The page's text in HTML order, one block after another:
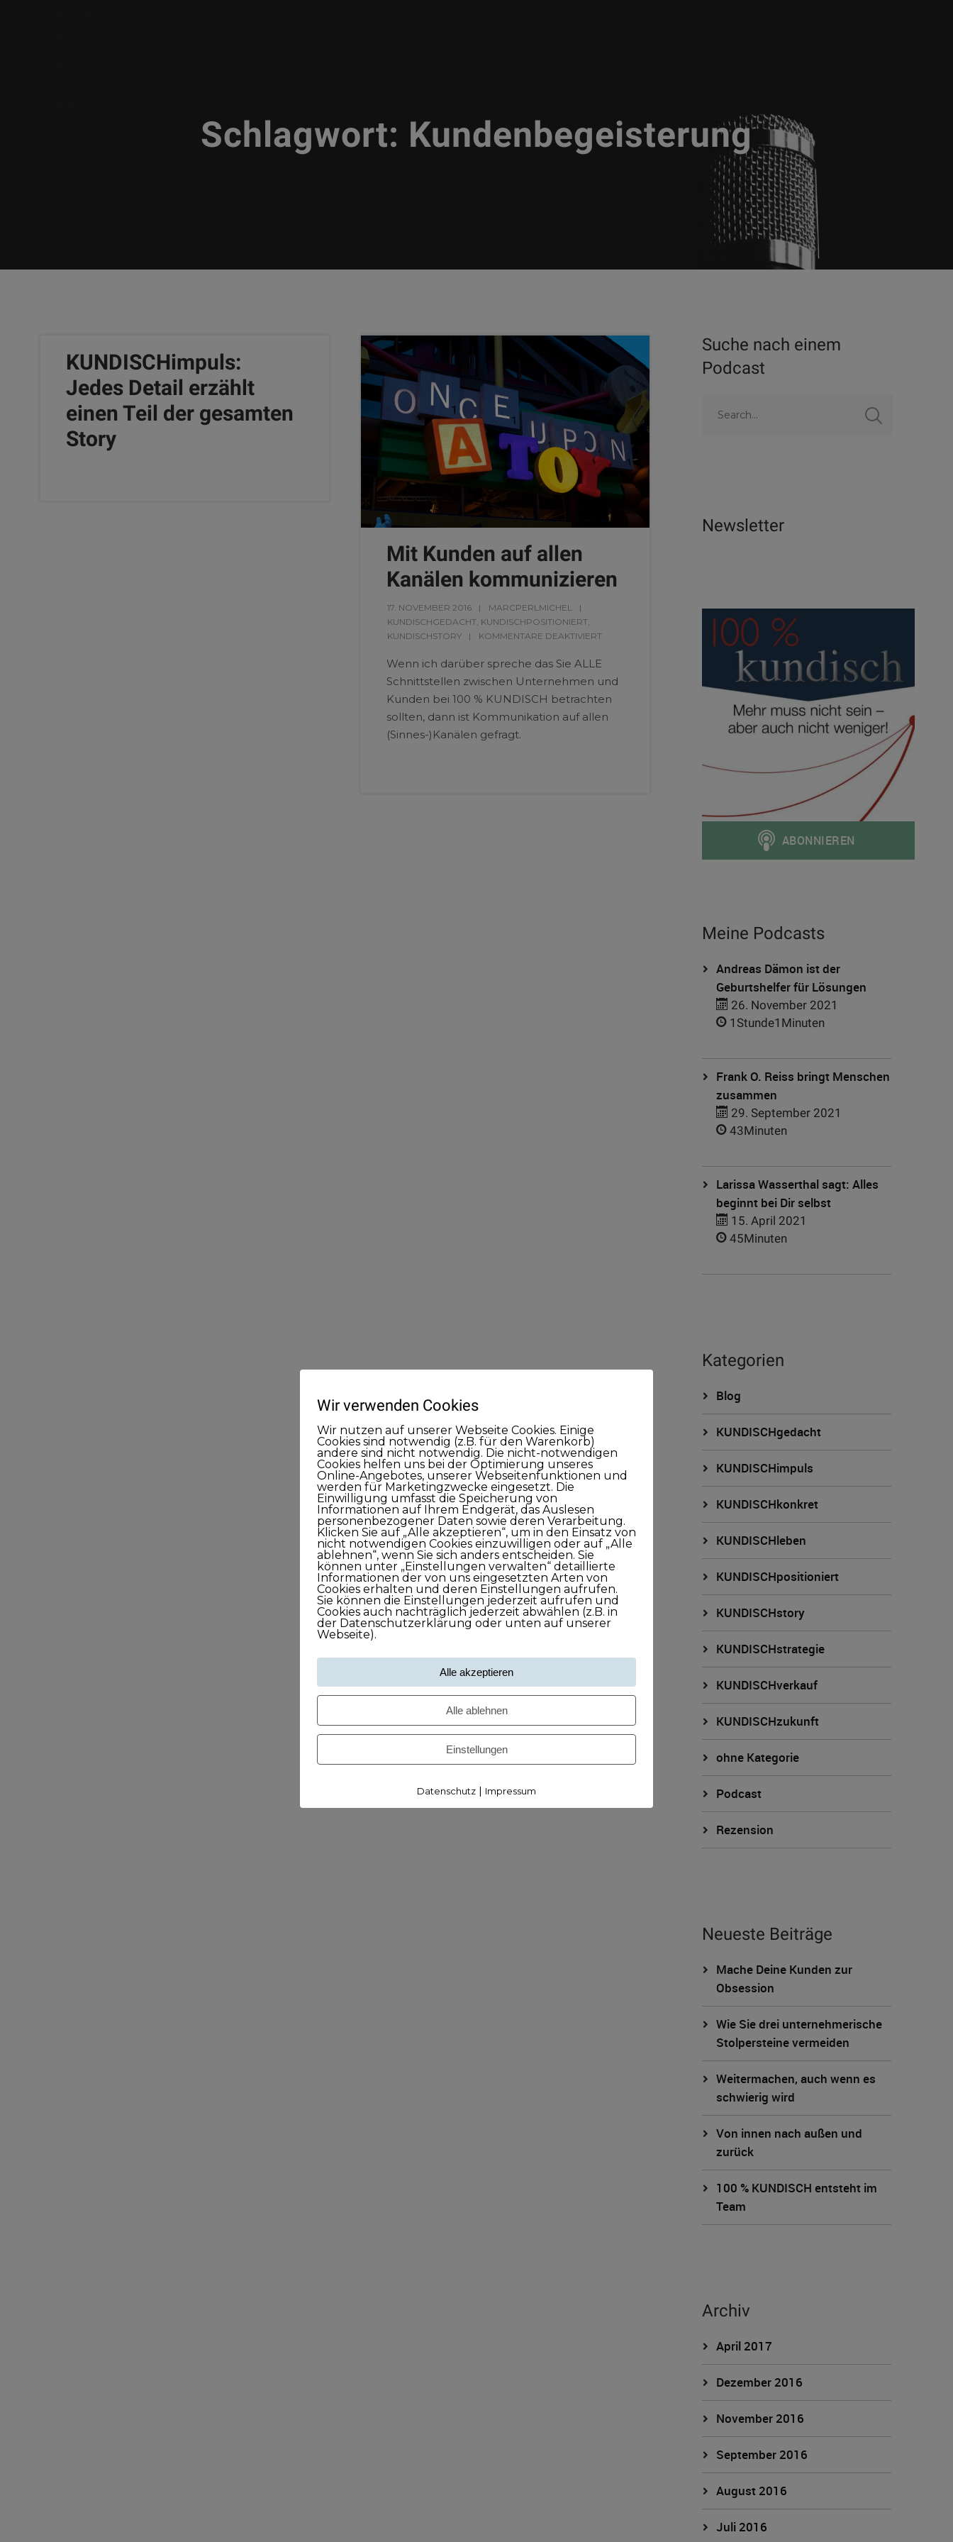
Schlagwort: Kundenbegeisterung
KUNDISCHimpuls:
Jedes Detail erzählt
einen Teil der gesamten
Story
Mit Kunden auf allen
Kanälen kommunizieren
17. NOVEMBER 2016
MARCPERLMICHEL
KUNDISCHGEDACHT, KUNDISCHPOSITIONIERT,
KUNDISCHSTORY
KOMMENTARE DEAKTIVIERT
Wenn ich darüber spreche das Sie ALLE
Schnittstellen zwischen Unternehmen und
Kunden bei 100 % KUNDISCH betrachten
sollten, dann ist Kommunikation auf allen
(Sinnes-)Kanälen gefragt.
Suche nach einem
Podcast
Newsletter
Meine Podcasts
Andreas Dämon ist der
Geburtshelfer für Lösungen
26. November 2021
1Stunde1Minuten
Frank O. Reiss bringt Menschen
zusammen
29. September 2021
43Minuten
Larissa Wasserthal sagt: Alles
beginnt bei Dir selbst
15. April 2021
45Minuten
Kategorien
Blog
KUNDISCHgedacht
KUNDISCHimpuls
KUNDISCHkonkret
KUNDISCHleben
KUNDISCHpositioniert
KUNDISCHstory
KUNDISCHstrategie
KUNDISCHverkauf
KUNDISCHzukunft
ohne Kategorie
Podcast
Rezension
Neueste Beiträge
Mache Deine Kunden zur
Obsession
Wie Sie drei unternehmerische
Stolpersteine vermeiden
Weitermachen, auch wenn es
schwierig wird
Von innen nach außen und
zurück
100 % KUNDISCH entsteht im
Team
Archiv
April 2017
Dezember 2016
November 2016
September 2016
August 2016
Juli 2016
Wir verwenden Cookies
Wir nutzen auf unserer Webseite Cookies. Einige
Cookies sind notwendig (z.B. für den Warenkorb)
andere sind nicht notwendig. Die nicht-notwendigen
Cookies helfen uns bei der Optimierung unseres
Online-Angebotes, unserer Webseitenfunktionen und
werden für Marketingzwecke eingesetzt. Die
Einwilligung umfasst die Speicherung von
Informationen auf Ihrem Endgerät, das Auslesen
personenbezogener Daten sowie deren Verarbeitung.
Klicken Sie auf „Alle akzeptieren“, um in den Einsatz von
nicht notwendigen Cookies einzuwilligen oder auf „Alle
ablehnen“, wenn Sie sich anders entscheiden. Sie
können unter „Einstellungen verwalten“ detaillierte
Informationen der von uns eingesetzten Arten von
Cookies erhalten und deren Einstellungen aufrufen.
Sie können die Einstellungen jederzeit aufrufen und
Cookies auch nachträglich jederzeit abwählen (z.B. in
der Datenschutzerklärung oder unten auf unserer
Webseite).
Alle akzeptieren
Alle ablehnen
Einstellungen
Datenschutz | Impressum